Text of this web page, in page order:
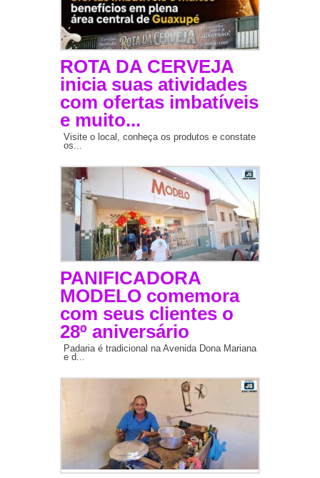
ROTA DA CERVEJA
inicia suas atividades
com ofertas imbatíveis
e muito...
Visite o local, conheça os produtos e constate
os...
PANIFICADORA
MODELO comemora
com seus clientes o
28º aniversário
Padaria é tradicional na Avenida Dona Mariana
e d...